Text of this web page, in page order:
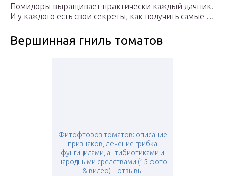
Помидоры выращивает практически каждый дачник.
И у каждого есть свои секреты, как получить самые …
Вершинная гниль томатов
Фитофтороз томатов: описание
признаков, лечение грибка
фунгицидами, антибиотиками и
народными средствами (15 фото
& видео) +отзывы